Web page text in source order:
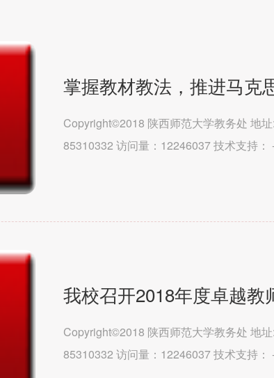
Copyright©2018 陕西师范大学教务处 地
85310332 访问量：12246037 技术支持
我校召开2018年度卓越
Copyright©2018 陕西师范大学教务处 地
85310332 访问量：12246037 技术支持